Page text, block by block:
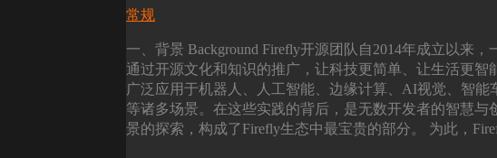
常规
一、背景 Background Firefly开源团队自2014年成立以来
通过开源文化和知识的推广，让科技更简单、让生活更智
广泛应用于机器人、人工智能、边缘计算、AI视觉、智能
等诸多场景。在这些实践的背后，是无数开发者的智慧
景的探索，构成了Firefly生态中最宝贵的部分。 为此，